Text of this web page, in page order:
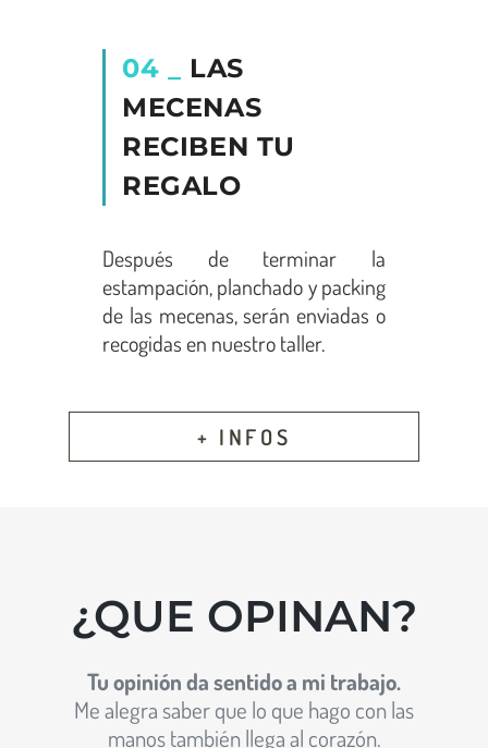
04 _
LAS
MECENAS
RECIBEN TU
REGALO
Después de terminar la
estampación, planchado y packing
de las mecenas, serán enviadas o
recogidas en nuestro taller.
+ INFOS
¿QUE OPINAN?
Tu opinión da sentido a mi trabajo.
Me alegra saber que lo que hago con las
manos también llega al corazón.